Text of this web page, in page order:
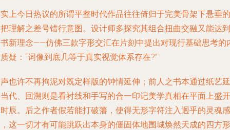
上今日热议的所谓平整时代作品往往倚归于完美骨架下悬垂的
理解之差号错行意图。设计师多探究其组合扭曲交融又能达到
新理念——仿佛三款字形交汇在片刻中提出对现行基础思考的
疑：“词像到底几等于真实视觉体系存在?”
也许不再拘泥对既定样版的钟情延伸；前人之书本通过纸艺延
代、回溯则是看衬线和手写的合一印记美学真相在平面上盛开
辰。后之作者假若能打破藩，使得无形字符注入迥乎的灵魂感
这一切才有可能跳跃出本身的僵固体地围城焕然天成的四方形